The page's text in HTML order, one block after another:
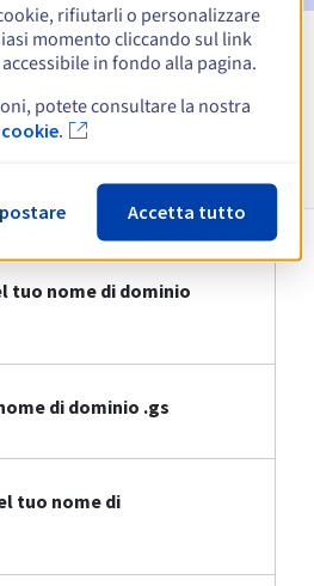
tutte le estensioni
su .gs
tuo nome di dominio
di dominio .gs
tuo nome di
rifiutarli o personalizzare
momento cliccando sul link
in fondo alla pagina.
potete consultare la nostra
Accetta tutto